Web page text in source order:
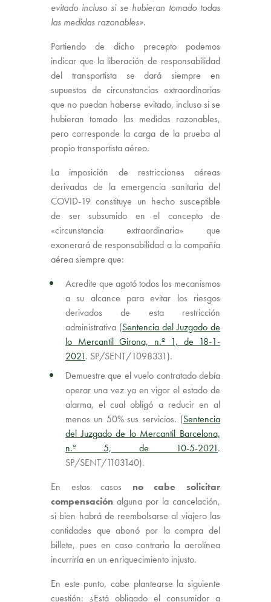
evitado incluso si se hubieran tomado todas
las medidas razonables».
Partiendo de dicho precepto podemos
indicar que la liberación de responsabilidad
del transportista se dará siempre en
supuestos de circunstancias extraordinarias
que no puedan haberse evitado, incluso si se
hubieran tomado las medidas razonables,
pero corresponde la carga de la prueba al
propio transportista aéreo.
La imposición de restricciones aéreas
derivadas de la emergencia sanitaria del
COVID-19 constituye un hecho susceptible
de ser subsumido en el concepto de
«circunstancia extraordinaria» que
exonerará de responsabilidad a la compañía
aérea siempre que:
Acredite que agotó todos los mecanismos
a su alcance para evitar los riesgos
derivados de esta restricción
administrativa (Sentencia del Juzgado de
lo Mercantil Girona, n.º 1, de 18-1-
2021. SP/SENT/1098331).
Demuestre que el vuelo contratado debía
operar una vez ya en vigor el estado de
alarma, el cual obligó a reducir en al
menos un 50% sus servicios. (Sentencia
del Juzgado de lo Mercantil Barcelona,
n.º 5, de 10-5-2021.
SP/SENT/1103140).
En estos casos no cabe solicitar
compensación alguna por la cancelación,
si bien habrá de reembolsarse al viajero las
cantidades que abonó por la compra del
billete, pues en caso contrario la aerolínea
incurriría en un enriquecimiento injusto.
En este punto, cabe plantearse la siguiente
cuestión: ¿Está obligado el consumidor a